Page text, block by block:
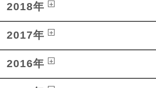
2018年
2017年
2016年